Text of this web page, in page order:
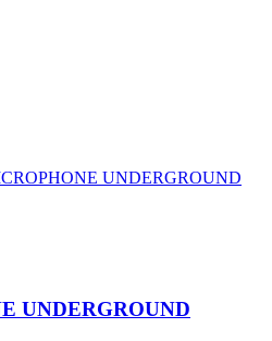
UNDERGROUND
UNDERGROUND